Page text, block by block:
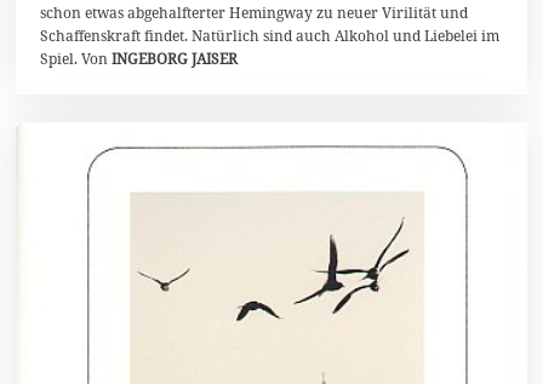
0
2
0
schon etwas abgehalfterter Hemingway zu neuer Virilität und
Schaffenskraft findet. Natürlich sind auch Alkohol und Liebelei im
Spiel. VonINGEBORG JAISER